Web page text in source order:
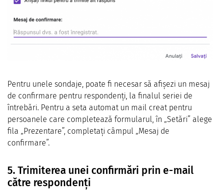
Pentru unele sondaje, poate fi necesar să afișezi un mesaj
de confirmare pentru respondenți, la finalul seriei de
întrebări. Pentru a seta automat un mail creat pentru
persoanele care completează formularul, în „Setări” alege
fila „Prezentare”, completați câmpul „Mesaj de
confirmare”.
5. Trimiterea unei confirmări prin e-mail
către respondenți